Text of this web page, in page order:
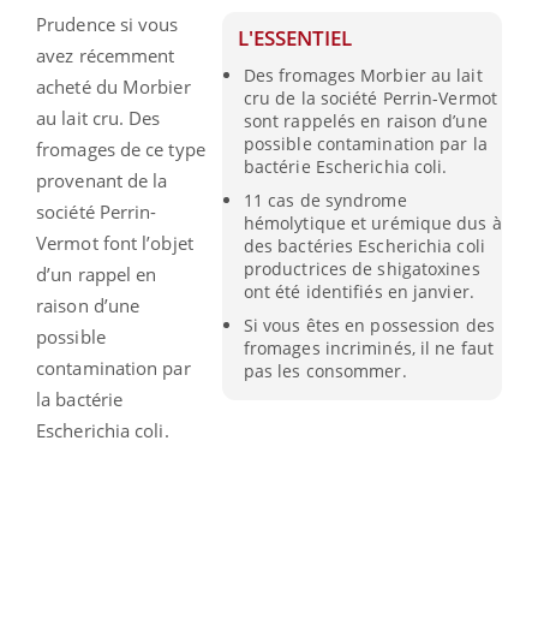
L'ESSENTIEL
Des fromages Morbier au lait
cru de la société Perrin-Vermot
sont rappelés en raison d’une
possible contamination par la
bactérie Escherichia coli.
11 cas de syndrome
hémolytique et urémique dus à
des bactéries Escherichia coli
productrices de shigatoxines
ont été identifiés en janvier.
Si vous êtes en possession des
fromages incriminés, il ne faut
pas les consommer.
Prudence si vous
avez récemment
acheté du Morbier
au lait cru. Des
fromages de ce type
provenant de la
société Perrin-
Vermot font l’objet
d’un rappel en
raison d’une
possible
contamination par
la bactérie
Escherichia coli.